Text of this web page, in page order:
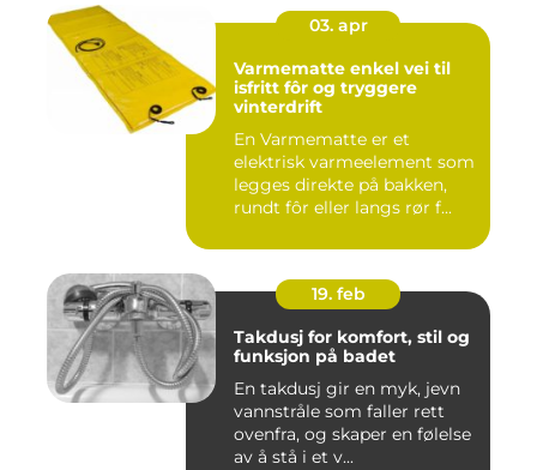
03. apr
Varmematte enkel vei til
isfritt fôr og tryggere
vinterdrift
En Varmematte er et
elektrisk varmeelement som
legges direkte på bakken,
rundt fôr eller langs rør f...
19. feb
Takdusj for komfort, stil og
funksjon på badet
En takdusj gir en myk, jevn
vannstråle som faller rett
ovenfra, og skaper en følelse
av å stå i et v...